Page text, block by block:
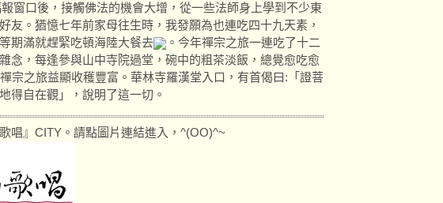
窗口後，接觸佛法的機會大增，從一些法師身上學到不少東
友。猶憶七年前家母往生時，我發願為也連吃四十九天素，
期滿就趕緊吃頓海陸大餐去
。今年禪宗之旅一連吃了十二
念，每逢參與山中寺院過堂，碗中的粗茶淡飯，總覺愈吃愈
宗之旅益顯收穫豐富。華林寺羅漢堂入口，有首偈曰:「證菩
得自在觀」，說明了這一切。
唱』CITY。請點圖片連結進入，^(OO)^~